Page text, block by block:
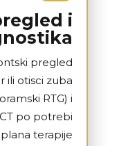
i
pregled
ili otisci zuba
RTG) i
po potrebi
terapije